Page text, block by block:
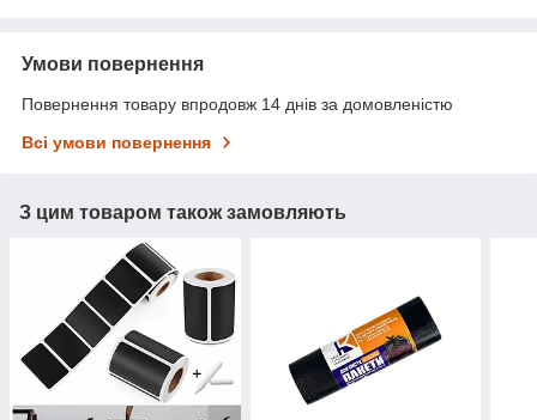
Умови повернення
Повернення товару впродовж 14 днів за домовленістю
Всі умови повернення
З цим товаром також замовляють